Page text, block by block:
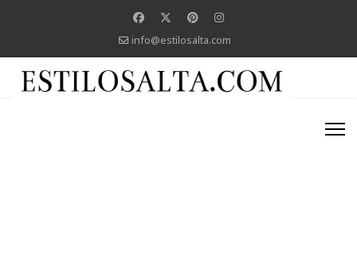
info@estilosalta.com